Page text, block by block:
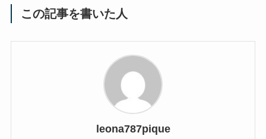
この記事を書いた人
leona787pique